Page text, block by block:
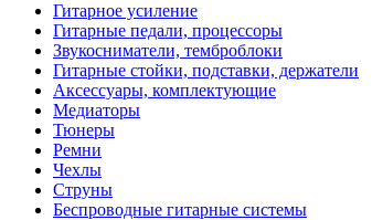
Гитарное усиление
Гитарные педали, процессоры
Звукосниматели, темброблоки
Гитарные стойки, подставки, держатели
Аксессуары, комплектующие
Медиаторы
Тюнеры
Ремни
Чехлы
Струны
Беспроводные гитарные системы